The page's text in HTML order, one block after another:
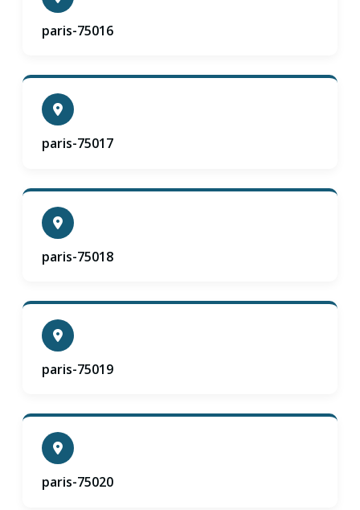
paris-75016
paris-75017
paris-75018
paris-75019
paris-75020